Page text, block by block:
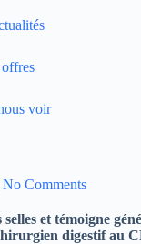
voir
No Comments
et témoigne
digestif au